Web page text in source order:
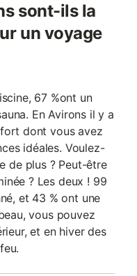
sont-ils la
un voyage
67 %ont un
En Avirons il y a
dont vous avez
idéales. Voulez-
de plus ? Peut-être
? Les deux ! 99
et 43 % ont une
vous pouvez
et en hiver des